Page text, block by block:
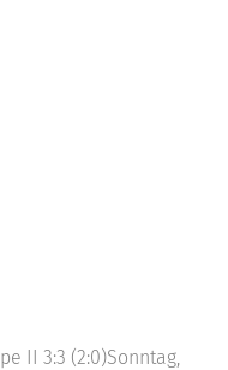
II 3:3 (2:0)Sonntag,